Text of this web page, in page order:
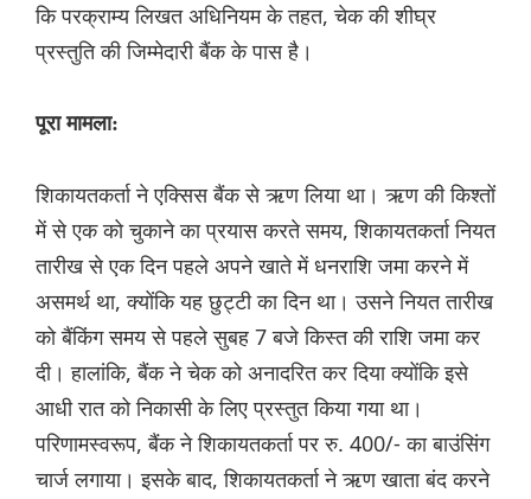
कि परक्राम्य लिखत अधिनियम के तहत, चेक की शीघ्र
प्रस्तुति की जिम्मेदारी बैंक के पास है।
पूरा मामला:
शिकायतकर्ता ने एक्सिस बैंक से ऋण लिया था। ऋण की किश्तों
में से एक को चुकाने का प्रयास करते समय, शिकायतकर्ता नियत
तारीख से एक दिन पहले अपने खाते में धनराशि जमा करने में
असमर्थ था, क्योंकि यह छुट्टी का दिन था। उसने नियत तारीख
को बैंकिंग समय से पहले सुबह 7 बजे किस्त की राशि जमा कर
दी। हालांकि, बैंक ने चेक को अनादरित कर दिया क्योंकि इसे
आधी रात को निकासी के लिए प्रस्तुत किया गया था।
परिणामस्वरूप, बैंक ने शिकायतकर्ता पर रु. 400/- का बाउंसिंग
चार्ज लगाया। इसके बाद, शिकायतकर्ता ने ऋण खाता बंद करने